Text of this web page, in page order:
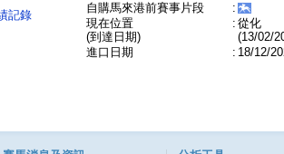
記錄
自購馬來港前賽事片段
:
現在位置
(到達日期)
: 從化
(13/02/
進口日期
: 18/12/